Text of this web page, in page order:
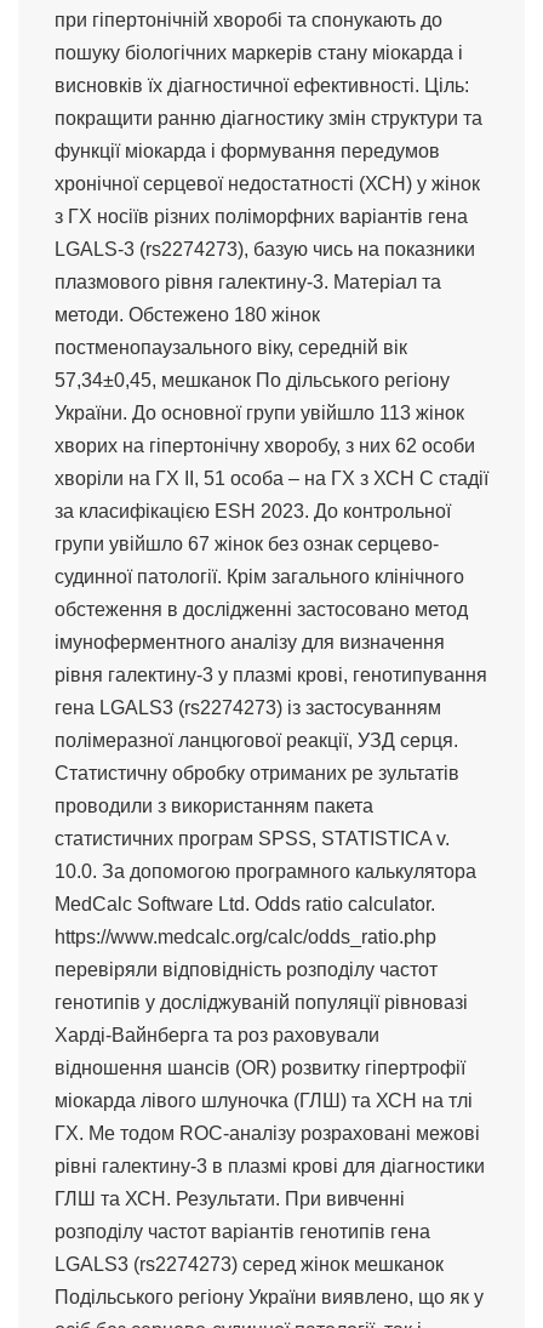
при гіпертонічній хворобі та спонукають до
пошуку біологічних маркерів стану міокарда і
висновків їх діагностичної ефективності. Ціль:
покращити ранню діагностику змін структури та
функції міокарда і формування передумов
хронічної серцевої недостатності (ХСН) у жінок
з ГХ носіїв різних поліморфних варіантів гена
LGALS-3 (rs2274273), базую чись на показники
плазмового рівня галектину-3. Матеріал та
методи. Обстежено 180 жінок
постменопаузального віку, середній вік
57,34±0,45, мешканок По дільського регіону
України. До основної групи увійшло 113 жінок
хворих на гіпертонічну хворобу, з них 62 особи
хворіли на ГХ ІІ, 51 особа – на ГХ з ХСН С стадії
за класифікацією ESH 2023. До контрольної
групи увійшло 67 жінок без ознак серцево-
судинної патології. Крім загального клінічного
обстеження в дослідженні застосовано метод
імуноферментного аналізу для визначення
рівня галектину-3 у плазмі крові, генотипування
гена LGALS3 (rs2274273) із застосуванням
полімеразної ланцюгової реакції, УЗД серця.
Статистичну обробку отриманих ре зультатів
проводили з використанням пакета
статистичних програм SPSS, STATISTICA v.
10.0. За допомогою програмного калькулятора
MedCalc Software Ltd. Odds ratio calculator.
https://www.medcalc.org/calc/odds_ratio.php
перевіряли відповідність розподілу частот
генотипів у досліджуваній популяції рівновазі
Харді-Вайнберга та роз раховували
відношення шансів (OR) розвитку гіпертрофії
міокарда лівого шлуночка (ГЛШ) та ХСН на тлі
ГХ. Ме тодом ROC-аналізу розраховані межові
рівні галектину-3 в плазмі крові для діагностики
ГЛШ та ХСН. Результати. При вивченні
розподілу частот варіантів генотипів гена
LGALS3 (rs2274273) серед жінок мешканок
Подільського регіону України виявлено, що як у